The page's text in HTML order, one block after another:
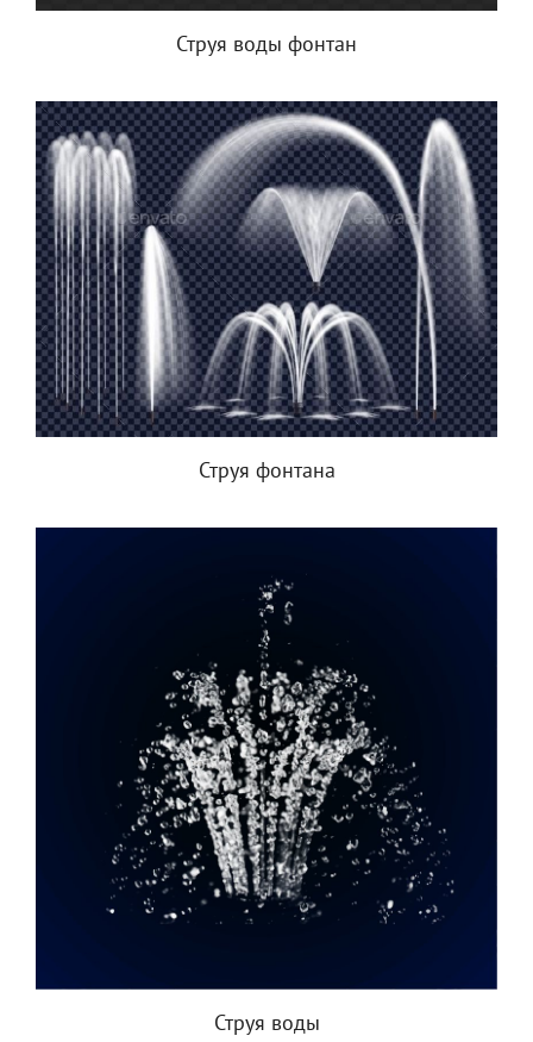
Струя воды фонтан
Струя фонтана
Струя воды